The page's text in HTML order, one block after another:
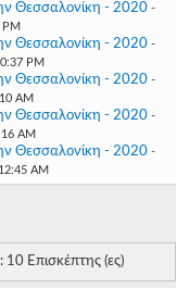
Θεσσαλονίκη - 2020 -
PM
Θεσσαλονίκη - 2020 -
PM
Θεσσαλονίκη - 2020 -
AM
Θεσσαλονίκη - 2020 -
AM
Θεσσαλονίκη - 2020 -
AM
10 Επισκέπτης (ες)